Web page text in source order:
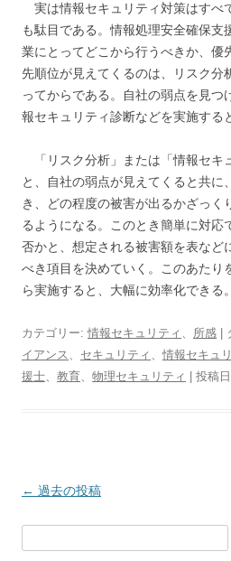
実は情報セキュリティ対策はすべ
も駄目である。情報処理安全確保支
業にとってどこから行うべきか、優
先順位が見えてくるのは、リスク分
ってからである。自社の弱点を見つ
報セキュリティ診断などを実施する
「リスク分析」または「情報セキ
と、自社の弱点が見えてくると共に
き、どの程度の被害が出るかざっく
るようになる。このとき簡単に対応
否かと、想定される被害額を表など
べき項目を決めていく。このあたり
ら実施すると、大幅に効率化できる。
カテゴリー: 情報セキュリティ 、 所感 |
イアンス 、 セキュリティ 、 情報セキュ
援士、 教育、 物理セキュリティ | 投稿
投
← 過去の投稿